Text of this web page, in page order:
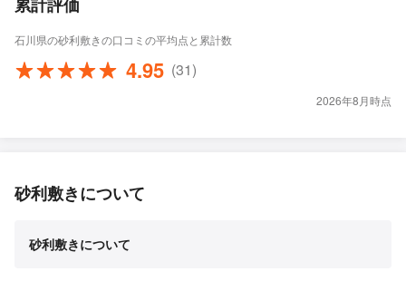
石川県の砂利敷きの口コミの平均点と累計数
4.95 (31)
2026年8月時点
砂利敷きについて
砂利敷きについて